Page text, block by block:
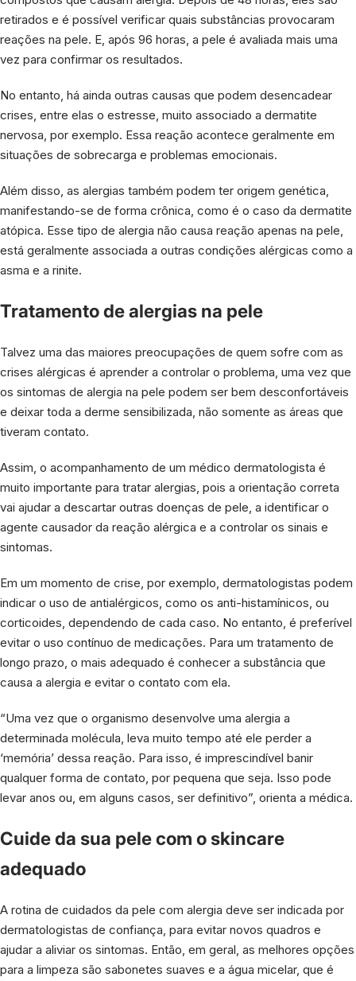
retirados e é possível verificar quais substâncias provocaram
reações na pele. E, após 96 horas, a pele é avaliada mais uma
vez para confirmar os resultados.
No entanto, há ainda outras causas que podem desencadear
crises, entre elas o estresse, muito associado a dermatite
nervosa, por exemplo. Essa reação acontece geralmente em
situações de sobrecarga e problemas emocionais.
Além disso, as alergias também podem ter origem genética,
manifestando-se de forma crônica, como é o caso da dermatite
atópica. Esse tipo de alergia não causa reação apenas na pele,
está geralmente associada a outras condições alérgicas como a
asma e a rinite.
Tratamento de alergias na pele
Talvez uma das maiores preocupações de quem sofre com as
crises alérgicas é aprender a controlar o problema, uma vez que
os sintomas de alergia na pele podem ser bem desconfortáveis
e deixar toda a derme sensibilizada, não somente as áreas que
tiveram contato.
Assim, o acompanhamento de um médico dermatologista é
muito importante para tratar alergias, pois a orientação correta
vai ajudar a descartar outras doenças de pele, a identificar o
agente causador da reação alérgica e a controlar os sinais e
sintomas.
Em um momento de crise, por exemplo, dermatologistas podem
indicar o uso de antialérgicos, como os anti-histamínicos, ou
corticoides, dependendo de cada caso. No entanto, é preferível
evitar o uso contínuo de medicações. Para um tratamento de
longo prazo, o mais adequado é conhecer a substância que
causa a alergia e evitar o contato com ela.
“Uma vez que o organismo desenvolve uma alergia a
determinada molécula, leva muito tempo até ele perder a
‘memória’ dessa reação. Para isso, é imprescindível banir
qualquer forma de contato, por pequena que seja. Isso pode
levar anos ou, em alguns casos, ser definitivo”, orienta a médica.
Cuide da sua pele com o skincare
adequado
A rotina de cuidados da pele com alergia deve ser indicada por
dermatologistas de confiança, para evitar novos quadros e
ajudar a aliviar os sintomas. Então, em geral, as melhores opções
para a limpeza são sabonetes suaves e a água micelar, que é